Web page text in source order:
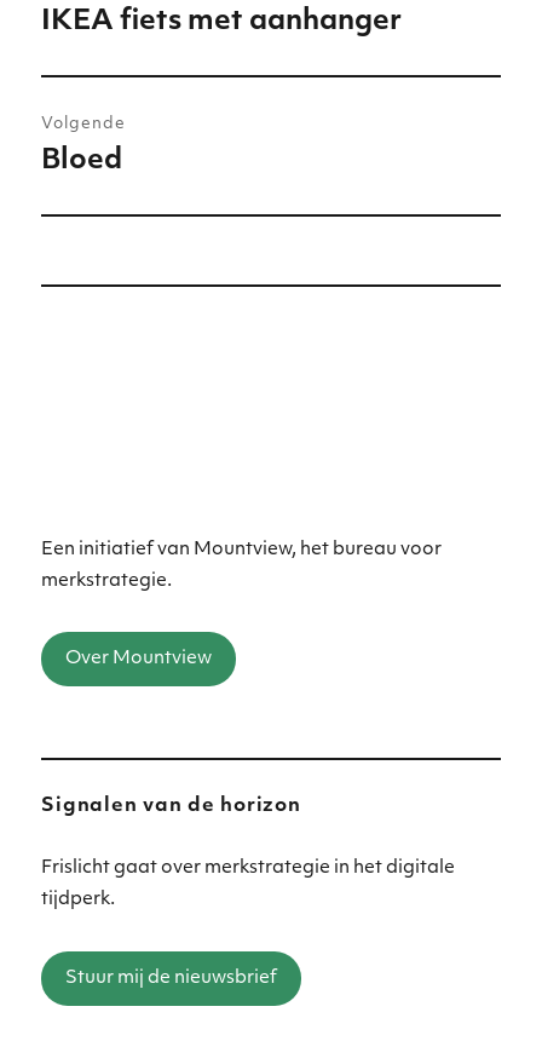
Vorig
IKEA fiets met aanhanger
Volgende
Volgend
Bloed
Een initiatief van Mountview, het bureau voor
merkstrategie.
Over Mountview
Signalen van de horizon
Frislicht gaat over merkstrategie in het digitale
tijdperk.
Stuur mij de nieuwsbrief